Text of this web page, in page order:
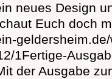
neues Design
Euch doch
1Fertige-
der Ausgabe